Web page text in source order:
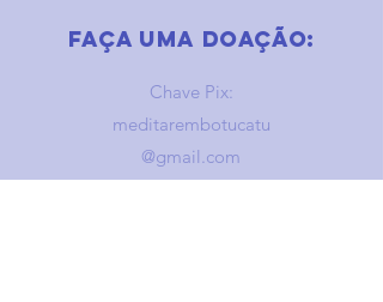
Faça uma doação:
Chave Pix:
meditarembotucatu
@gmail.com